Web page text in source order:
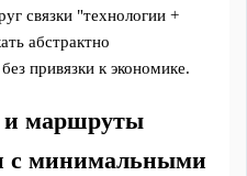
связки "технологии +
абстрактно
привязки к экономике.
и маршруты
с минимальными